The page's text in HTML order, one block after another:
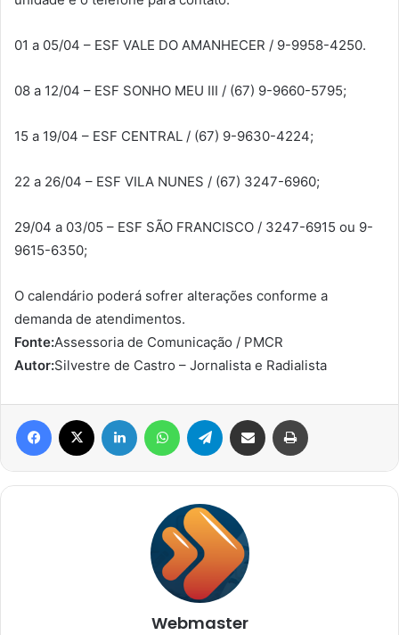
01 a 05/04 – ESF VALE DO AMANHECER / 9-9958-4250.
08 a 12/04 – ESF SONHO MEU III / (67) 9-9660-5795;
15 a 19/04 – ESF CENTRAL / (67) 9-9630-4224;
22 a 26/04 – ESF VILA NUNES / (67) 3247-6960;
29/04 a 03/05 – ESF SÃO FRANCISCO / 3247-6915 ou 9-
9615-6350;
O calendário poderá sofrer alterações conforme a
demanda de atendimentos.
Fonte:Assessoria de Comunicação / PMCR
Autor:Silvestre de Castro – Jornalista e Radialista
Facebook Linkedin WhatsAppTelegram Compartilhar via e-mail
Webmaster